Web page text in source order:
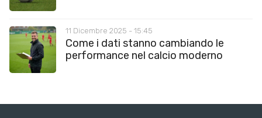
11 Dicembre 2025 - 15:45
Come i dati stanno cambiando le
performance nel calcio moderno